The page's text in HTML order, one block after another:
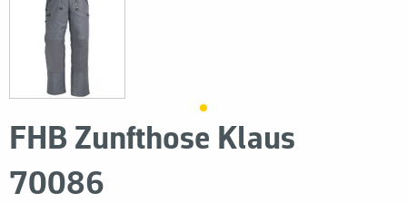
FHB Zunfthose Klaus
70086